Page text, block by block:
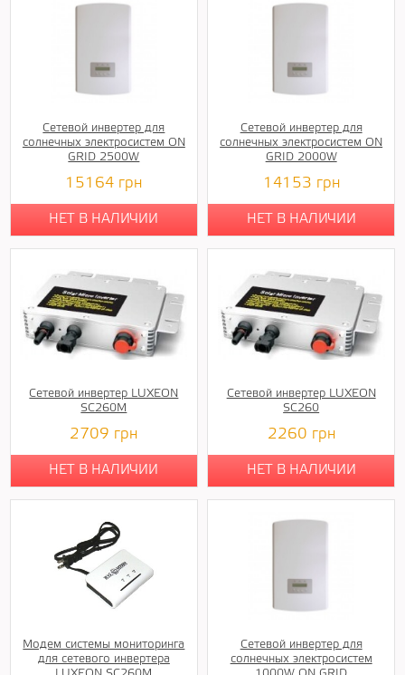
Сетевой инвертер для
солнечных электросистем ON
GRID 2500W
15164 грн
НЕТ В НАЛИЧИИ
Сетевой инвертер для
солнечных электросистем ON
GRID 2000W
14153 грн
НЕТ В НАЛИЧИИ
Сетевой инвертер LUXEON
SC260M
2709 грн
НЕТ В НАЛИЧИИ
Сетевой инвертер LUXEON
SC260
2260 грн
НЕТ В НАЛИЧИИ
Модем системы мониторинга
для сетевого инвертера
Сетевой инвертер для
солнечных электросистем